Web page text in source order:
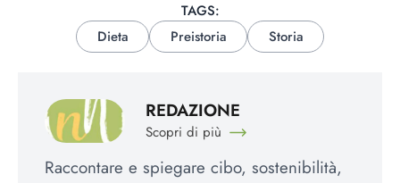
TAGS:
Dieta
Preistoria Storia
REDAZIONE
Scopri di più
Raccontare e spiegare cibo, sostenibilità,